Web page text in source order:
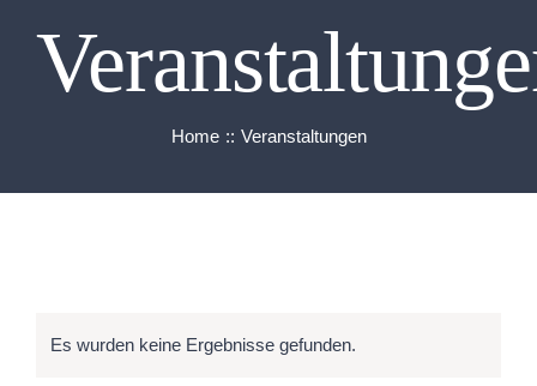
Fit12!
Home Veranstaltungen
Es wurden keine Ergebnisse gefunden.